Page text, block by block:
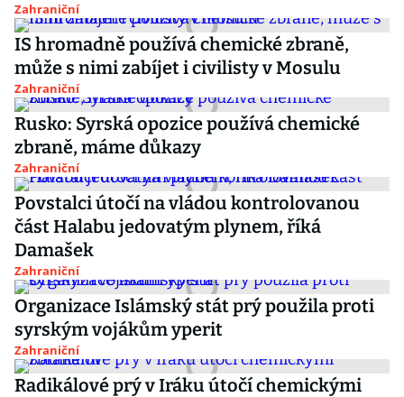
Zahraniční
IS hromadně používá chemické zbraně,
může s nimi zabíjet i civilisty v Mosulu
Zahraniční
Rusko: Syrská opozice používá chemické
zbraně, máme důkazy
Zahraniční
Povstalci útočí na vládou kontrolovanou
část Halabu jedovatým plynem, říká
Damašek
Zahraniční
Organizace Islámský stát prý použila proti
syrským vojákům yperit
Zahraniční
Radikálové prý v Iráku útočí chemickými